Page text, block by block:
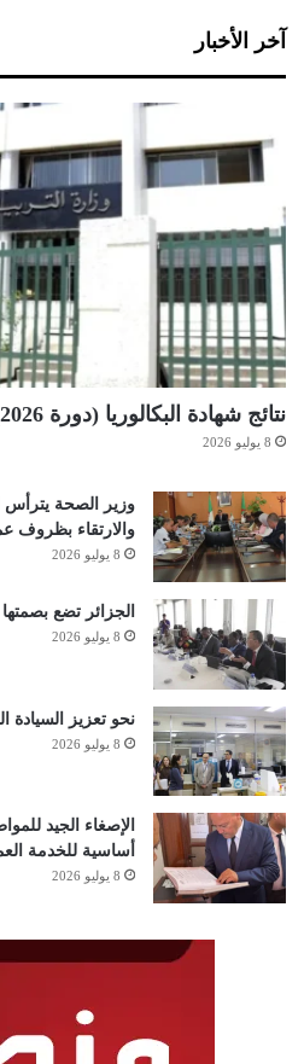
آخر الأخبار
نتائج شهادة البكالوريا (دورة 2026) الأحد المقبل
8 يوليو 2026
وزير الصحة يترأس
والارتقاء بظروف
8 يوليو 2026
الجزائر تضع
8 يوليو 2026
نحو تعزيز السيادة
8 يوليو 2026
الإصغاء الجيد
أساسية للخدمة
8 يوليو 2026